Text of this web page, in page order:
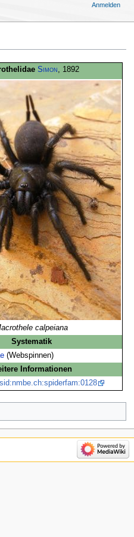
Simon, 1892
calpeiana
Systematik
(Webspinnen)
Informationen
Anmelden